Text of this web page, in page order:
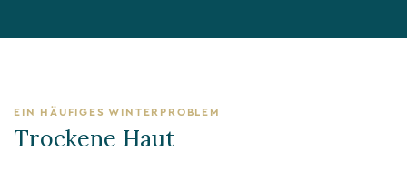
EIN HÄUFIGES WINTERPROBLEM
Trockene Haut